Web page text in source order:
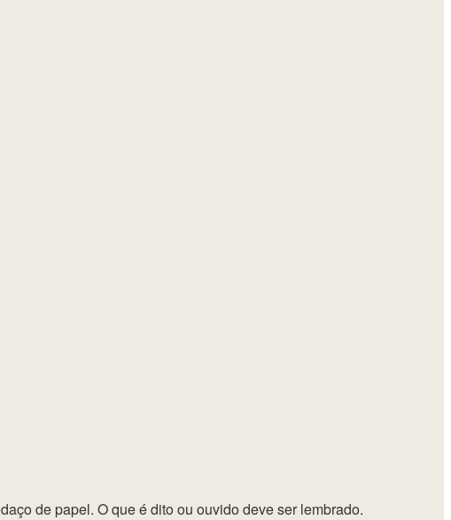
de papel. O que é dito ou ouvido deve ser lembrado.